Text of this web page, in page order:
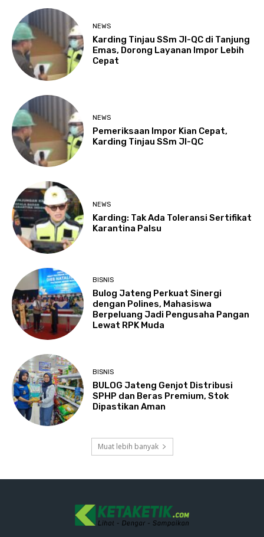
NEWS
Karding Tinjau SSm JI-QC di Tanjung
Emas, Dorong Layanan Impor Lebih
Cepat
NEWS
Pemeriksaan Impor Kian Cepat,
Karding Tinjau SSm JI-QC
NEWS
Karding: Tak Ada Toleransi Sertifikat
Karantina Palsu
BISNIS
Bulog Jateng Perkuat Sinergi
dengan Polines, Mahasiswa
Berpeluang Jadi Pengusaha Pangan
Lewat RPK Muda
BISNIS
BULOG Jateng Genjot Distribusi
SPHP dan Beras Premium, Stok
Dipastikan Aman
Muat lebih banyak